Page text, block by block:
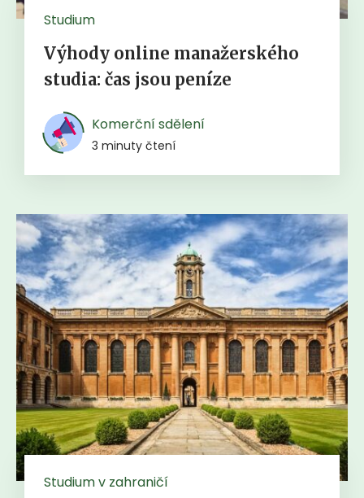
Studium
Výhody online manažerského
studia: čas jsou peníze
Komerční sdělení
3 minuty čtení
Studium v zahraničí